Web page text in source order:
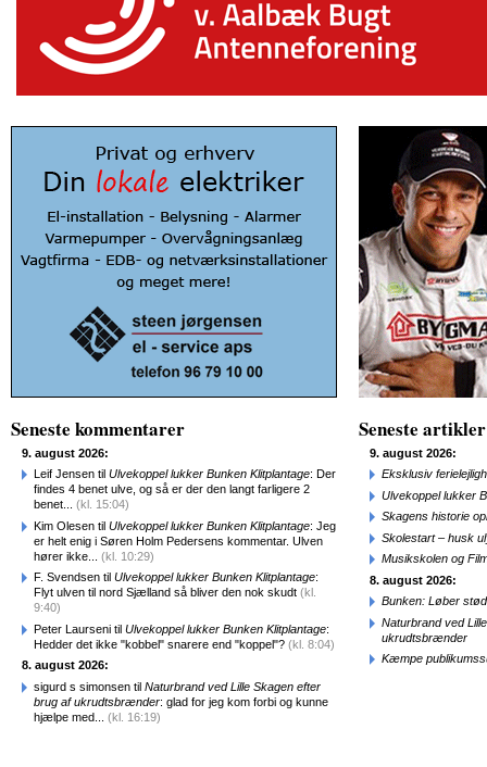
Seneste kommentarer
9. august 2026:
Leif Jensen til Ulvekoppel lukker Bunken Klitplantage: Der
findes 4 benet ulve, og så er der den langt farligere 2
benet... (kl. 15:04)
Kim Olesen til Ulvekoppel lukker Bunken Klitplantage: Jeg
er helt enig i Søren Holm Pedersens kommentar. Ulven
hører ikke... (kl. 10:29)
F. Svendsen til Ulvekoppel lukker Bunken Klitplantage:
Flyt ulven til nord Sjælland så bliver den nok skudt (kl.
9:40)
Peter Laurseni til Ulvekoppel lukker Bunken Klitplantage:
Hedder det ikke "kobbel" snarere end "koppel"? (kl. 8:04)
8. august 2026:
sigurd s simonsen til Naturbrand ved Lille Skagen efter
brug af ukrudtsbrænder: glad for jeg kom forbi og kunne
hjælpe med... (kl. 16:19)
Seneste artikler
9. august 2026:
Eksklusiv
Ulvekoppel lukker
Skagens historie
Skolestart – husk
Musikskolen og
8. august 2026:
Bunken: Løber
Naturbrand ved
ukrudtsbrænder
Kæmpe